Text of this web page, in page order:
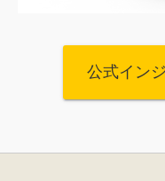
公式イン